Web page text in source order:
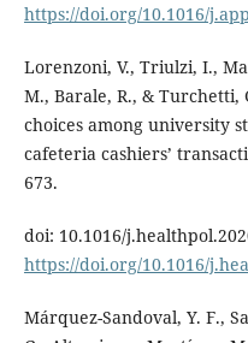
https://doi.org/10.1016/
Lorenzoni, V., Triulzi, I.,
M., Barale, R., & Turchetti,
choices among university
cafeteria cashiers’
673.
doi: 10.1016/
https://doi.org/10.1016/
Márquez-Sandoval, Y. F.,